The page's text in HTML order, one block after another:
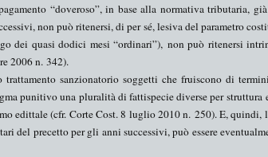
“doveroso”, in base alla normativa tributaria,
non può ritenersi, di per sé, lesiva del parametro
dei quasi dodici mesi “ordinari”), non può ritenersi
2006 n. 342).
sanzionatorio soggetti che fruiscono di
punitivo una pluralità di fattispecie diverse per struttura
edittale (cfr. Corte Cost. 8 luglio 2010 n. 250). E, quindi,
precetto per gli anni successivi, può essere